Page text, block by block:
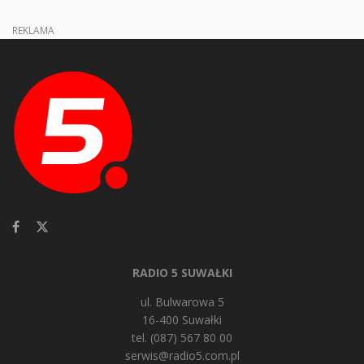
REKLAMA
RADIO 5 SUWAŁKI
ul. Bulwarowa 5
16-400 Suwałki
tel. (087) 567 80 00
serwis@radio5.com.pl